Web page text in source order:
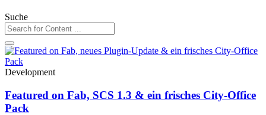
Suche
Development
Featured on Fab, SCS 1.3 & ein frisches City-Office
Pack